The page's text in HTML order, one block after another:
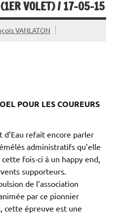
VOLET) / 17-05-15
VANLATON
POUR LES COUREURS
refait encore parler
administratifs qu’elle
fois-ci à un happy end,
supporteurs.
de l’association
par ce pionnier
, cette épreuve est une